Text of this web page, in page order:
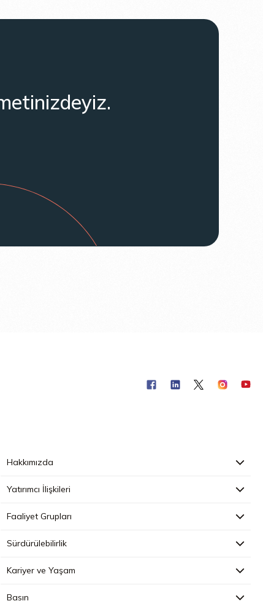
Hakkımızda
Yatırımcı İlişkileri
Faaliyet Grupları
Sürdürülebilirlik
Kariyer ve Yaşam
Basın